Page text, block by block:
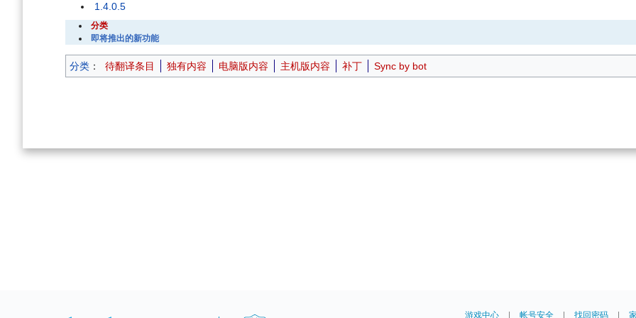
1.4.0.5
分类
即将推出的新功能
分类 ： 待翻译条目 独有内容 电脑版内容 主机版内容 补丁 Sync by bot
游戏中心 | 帐号安全 | 找回密码 |